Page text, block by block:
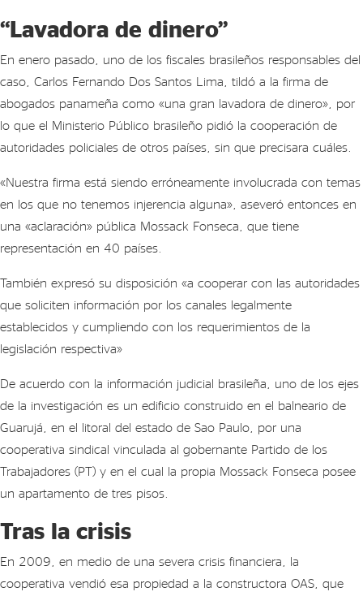
“Lavadora de dinero”
En enero pasado, uno de los fiscales brasileños responsables del
caso, Carlos Fernando Dos Santos Lima, tildó a la firma de
abogados panameña como «una gran lavadora de dinero», por
lo que el Ministerio Público brasileño pidió la cooperación de
autoridades policiales de otros países, sin que precisara cuáles.
«Nuestra firma está siendo erróneamente involucrada con temas
en los que no tenemos injerencia alguna», aseveró entonces en
una «aclaración» pública Mossack Fonseca, que tiene
representación en 40 países.
También expresó su disposición «a cooperar con las autoridades
que soliciten información por los canales legalmente
establecidos y cumpliendo con los requerimientos de la
legislación respectiva»
De acuerdo con la información judicial brasileña, uno de los ejes
de la investigación es un edificio construido en el balneario de
Guarujá, en el litoral del estado de Sao Paulo, por una
cooperativa sindical vinculada al gobernante Partido de los
Trabajadores (PT) y en el cual la propia Mossack Fonseca posee
un apartamento de tres pisos.
Tras la crisis
En 2009, en medio de una severa crisis financiera, la
cooperativa vendió esa propiedad a la constructora OAS, que